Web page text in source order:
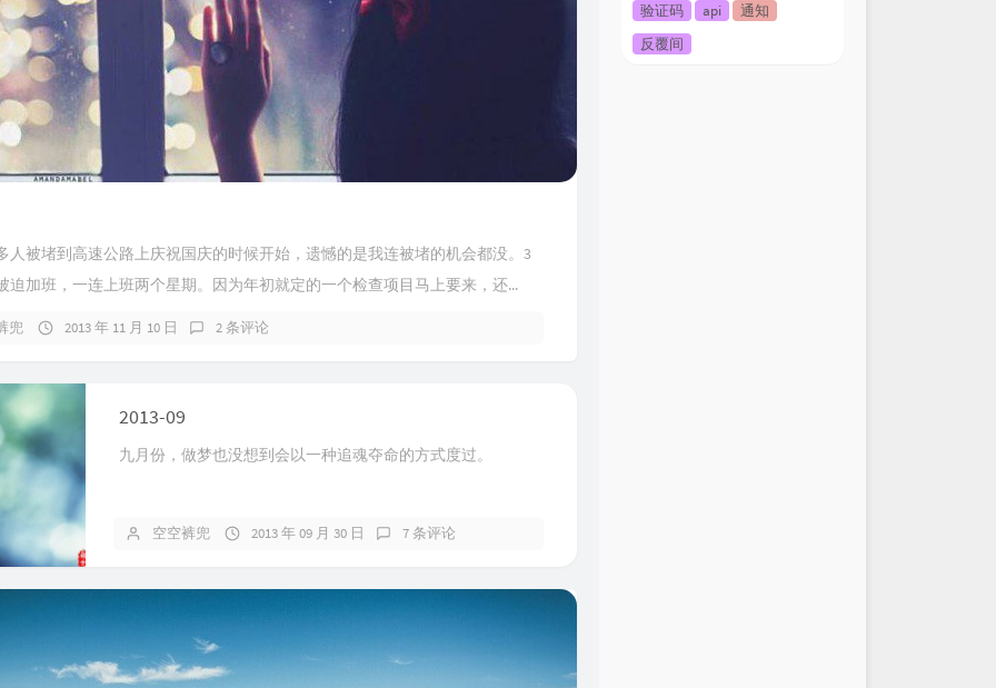
人被堵到高速公路上庆祝国庆的时候开始，遗憾的是我连被堵的机会都没。3
迫加班，一连上班两个星期。因为年初就定的一个检查项目马上要来，还...
兜 2013 年 11 月 10 日 2 条评论
2013-09
九月份，做梦也没想到会以一种追魂夺命的方式度过。
空空裤兜 2013 年 09 月 30 日 7 条评论
验证码
api
通知
反覆间